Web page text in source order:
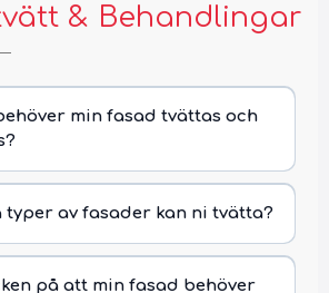
& Behandlingar
min fasad tvättas och
typer av fasader kan ni tvätta?
på att min fasad behöver